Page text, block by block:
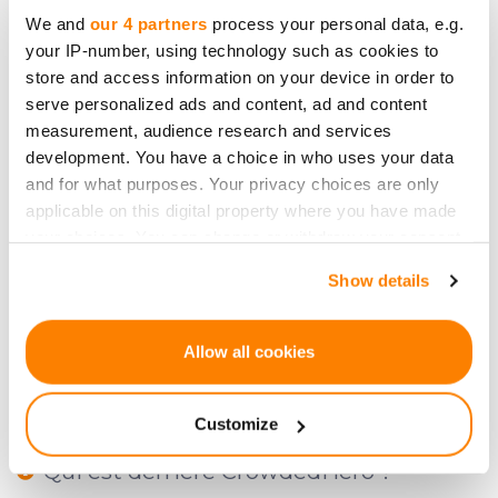
We and our 4 partners process your personal data, e.g.
your IP-number, using technology such as cookies to
store and access information on your device in order to
serve personalized ads and content, ad and content
measurement, audience research and services
development. You have a choice in who uses your data
and for what purposes. Your privacy choices are only
applicable on this digital property where you have made
If you allow, we would also like to:
Identify your device by actively scanning it for
specific characteristics (fingerprinting)
Show details
Allow all cookies
Customize
Classification des investisseurs
Y a-t-il des règles pour les
commentaires, questions et
informations sur CrowdedHero ?
Pourquoi dois-je confirmer mon
Qu'est-ce que CrowdedHero ?
Qui est derrière CrowdedHero ?